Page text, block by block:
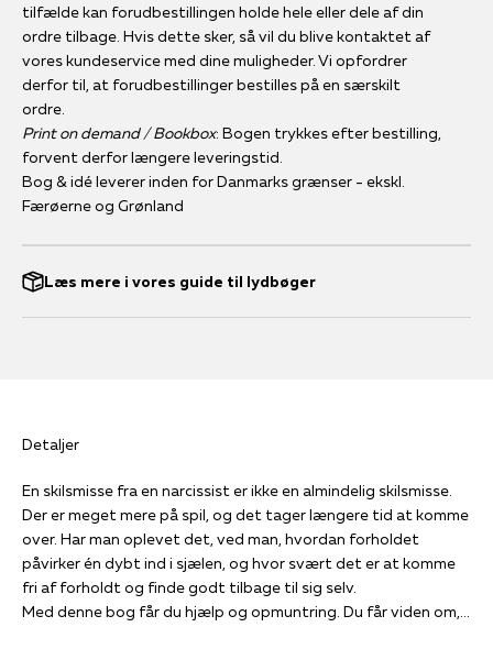
tilfælde kan forudbestillingen holde hele eller dele af din
ordre tilbage. Hvis dette sker, så vil du blive kontaktet af
vores kundeservice med dine muligheder. Vi opfordrer
derfor til, at forudbestillinger bestilles på en særskilt
ordre.
Print on demand / Bookbox: Bogen trykkes efter bestilling,
forvent derfor længere leveringstid.
Bog & idé leverer inden for Danmarks grænser - ekskl.
Færøerne og Grønland
Læs mere i vores guide til lydbøger
Detaljer
En skilsmisse fra en narcissist er ikke en almindelig skilsmisse.
Der er meget mere på spil, og det tager længere tid at komme
over. Har man oplevet det, ved man, hvordan forholdet
påvirker én dybt ind i sjælen, og hvor svært det er at komme
fri af forholdt og finde godt tilbage til sig selv.
Med denne bog får du hjælp og opmuntring. Du får viden om,